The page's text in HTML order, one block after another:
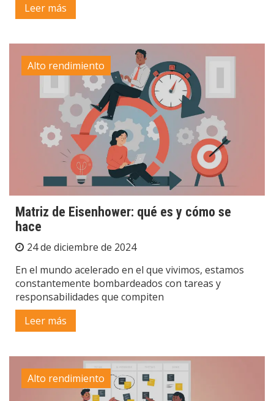
Leer más
Alto rendimiento
Matriz de Eisenhower: qué es y cómo se
hace
24 de diciembre de 2024
En el mundo acelerado en el que vivimos, estamos
constantemente bombardeados con tareas y
responsabilidades que compiten
Leer más
Alto rendimiento